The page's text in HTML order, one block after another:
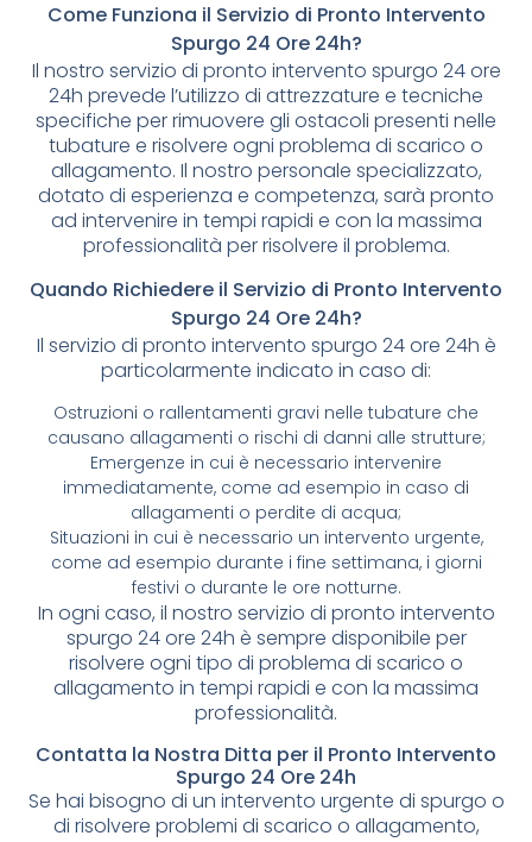
Come Funziona il Servizio di Pronto Intervento
Spurgo 24 Ore 24h?
Il nostro servizio di pronto intervento spurgo 24 ore
24h prevede l’utilizzo di attrezzature e tecniche
specifiche per rimuovere gli ostacoli presenti nelle
tubature e risolvere ogni problema di scarico o
allagamento. Il nostro personale specializzato,
dotato di esperienza e competenza, sarà pronto
ad intervenire in tempi rapidi e con la massima
professionalità per risolvere il problema.
Quando Richiedere il Servizio di Pronto Intervento
Spurgo 24 Ore 24h?
Il servizio di pronto intervento spurgo 24 ore 24h è
particolarmente indicato in caso di:
Ostruzioni o rallentamenti gravi nelle tubature che
causano allagamenti o rischi di danni alle strutture;
Emergenze in cui è necessario intervenire
immediatamente, come ad esempio in caso di
allagamenti o perdite di acqua;
Situazioni in cui è necessario un intervento urgente,
come ad esempio durante i fine settimana, i giorni
festivi o durante le ore notturne.
In ogni caso, il nostro servizio di pronto intervento
spurgo 24 ore 24h è sempre disponibile per
risolvere ogni tipo di problema di scarico o
allagamento in tempi rapidi e con la massima
professionalità.
Contatta la Nostra Ditta per il Pronto Intervento
Spurgo 24 Ore 24h
Se hai bisogno di un intervento urgente di spurgo o
di risolvere problemi di scarico o allagamento,